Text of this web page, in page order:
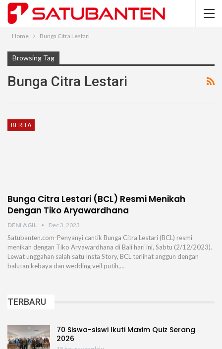
Home Bunga Citra Lestari
Browsing Tag
Bunga Citra Lestari
BERITA
Bunga Citra Lestari (BCL) Resmi Menikah
Dengan Tiko Aryawardhana
DENI AGIL Dec 3, 2023
Satubanten.com-Penyanyi cantik Bunga Citra Lestari (BCL) resmi
menikah dengan Tiko Aryawardhana di Bali hari ini, Sabtu (2/12/2023).
Lewat unggahan salah satu Insta Story, BCL terlihat anggun dengan
balutan kebaya dan wedding veil putih,…
TERBARU
70 Siswa-siswi Ikuti Maxim Quiz Serang
2026